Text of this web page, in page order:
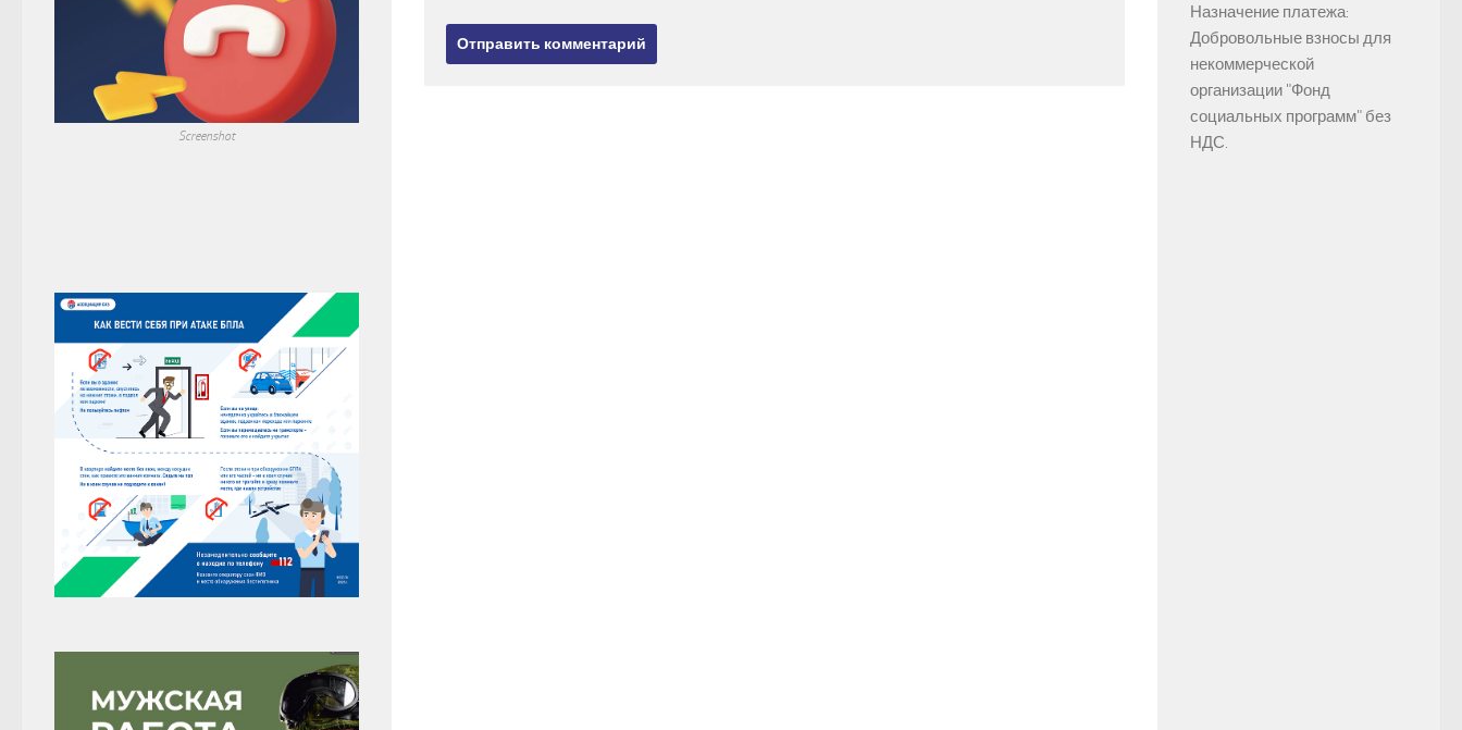
Screenshot
Назначение платежа:
Добровольные взносы для
некоммерческой
организации "Фонд
социальных программ" без
НДС.